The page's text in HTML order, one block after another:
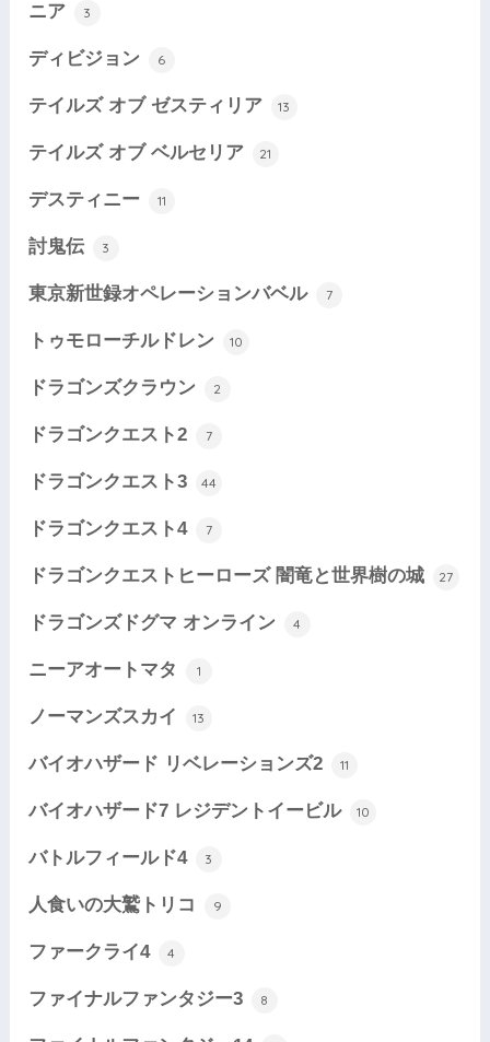
ニア
3
ディビジョン 6
テイルズ オブ ゼスティリア 13
テイルズ オブ ベルセリア 21
デスティニー 11
討鬼伝 3
東京新世録オペレーションバベル 7
トゥモローチルドレン 10
ドラゴンズクラウン 2
ドラゴンクエスト2 7
ドラゴンクエスト3 44
ドラゴンクエスト4 7
ドラゴンクエストヒーローズ 闇竜と世界樹の城 27
ドラゴンズドグマ オンライン 4
ニーアオートマタ 1
ノーマンズスカイ 13
バイオハザード リベレーションズ2 11
バイオハザード7 レジデントイービル 10
バトルフィールド4 3
人食いの大鷲トリコ 9
ファークライ4 4
ファイナルファンタジー3 8